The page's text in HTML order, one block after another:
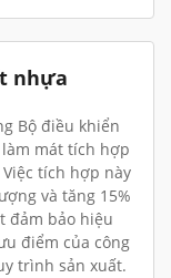
nhựa
Bộ điều khiển
mát tích hợp
tích hợp này
và tăng 15%
đảm bảo hiệu
điểm của công
trình sản xuất.